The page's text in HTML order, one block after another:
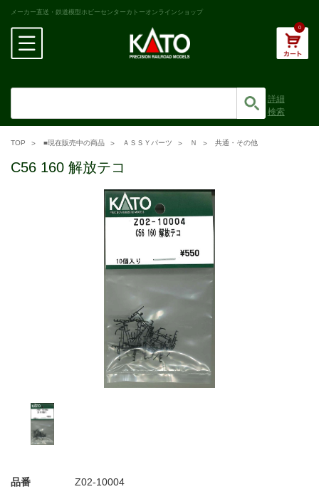
メーカー直送・鉄道模型ホビーセンターカトーオンラインショップ
0
詳細
検索
TOP ■現在販売中の商品 ＡＳＳＹパーツ Ｎ 共通・その他
C56 160 解放テコ
品番 Z02-10004